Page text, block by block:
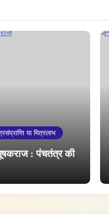
या मित्रलाभ
: पंचतंत्र की